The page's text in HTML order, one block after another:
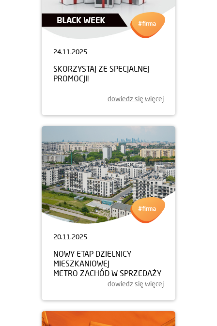
24.11.2025
SKORZYSTAJ ZE SPECJALNEJ
PROMOCJI!
dowiedz się więcej
20.11.2025
NOWY ETAP DZIELNICY
MIESZKANIOWEJ
METRO ZACHÓD W SPRZEDAŻY
dowiedz się więcej